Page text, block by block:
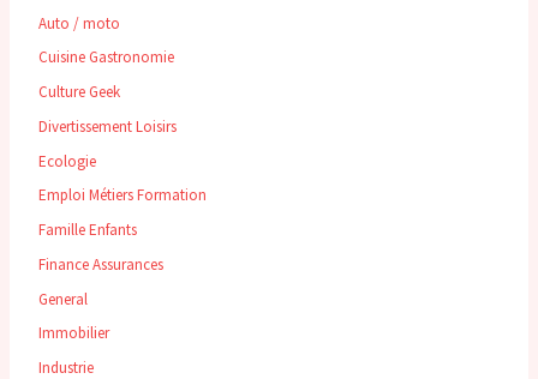
Auto / moto
Cuisine Gastronomie
Culture Geek
Divertissement Loisirs
Ecologie
Emploi Métiers Formation
Famille Enfants
Finance Assurances
General
Immobilier
Industrie